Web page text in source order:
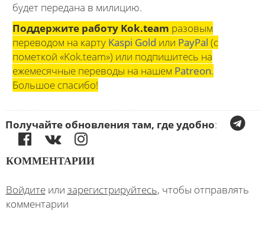
будет передана в милицию.
Поддержите работу Kok.team разовым
переводом на карту Kaspi Gold или PayPal (с
пометкой «Kok.team») или подпишитесь на
ежемесячные переводы на нашем Patreon.
Большое спасибо!
Получайте обновления там, где удобно:
КОММЕНТАРИИ
Войдитеили зарегистрируйтесь, чтобы отправлять
комментарии